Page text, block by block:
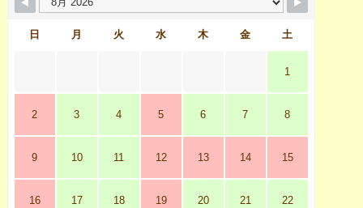
日 月 火 水 木 金 土
1
2 3 4 5 6 7 8
9 10 11 12 13 14 15
16 17 18 19 20 21 22